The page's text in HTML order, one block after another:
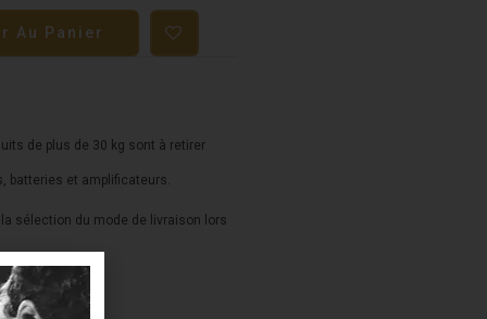
Au Panier
de plus de 30 kg sont à retirer
batteries et amplificateurs.
sélection du mode de livraison lors